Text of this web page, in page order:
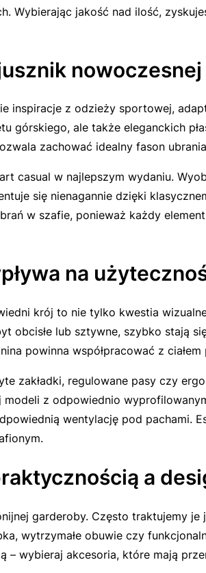
Wybierając jakość nad ilość,
inspiracje z odzieży sportowej,
górskiego, ale także eleganckich
zachować idealny fason
casual w najlepszym wydaniu.
się nienagannie dzięki
w szafie, ponieważ każdy
na
krój to nie tylko kwestia
obcisłe lub sztywne, szybko stają
powinna współpracować z
zakładki, regulowane pasy czy
z odpowiednio
wentylację pod pachami.
a
garderoby. Często traktujemy
wytrzymałe obuwie czy
wybieraj akcesoria, które mają